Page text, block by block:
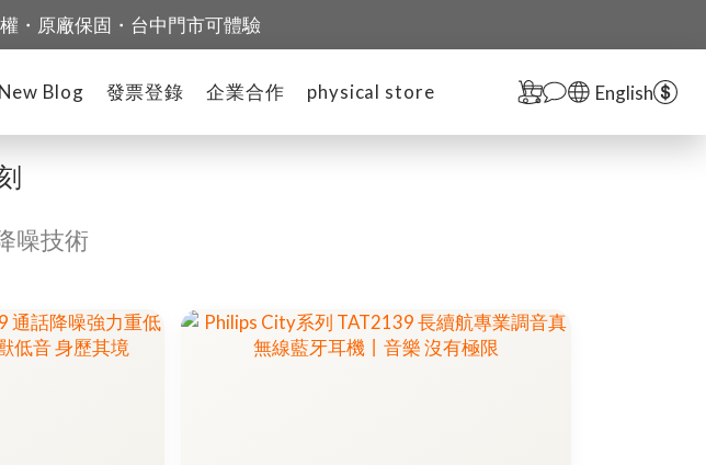
・原廠保固・台中門市可體驗
New Blog 發票登錄 企業合作 physical store English
噪技術